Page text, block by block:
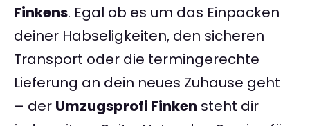
Finkens. Egal ob es um das Einpacken
deiner Habseligkeiten, den sicheren
Transport oder die termingerechte
Lieferung an dein neues Zuhause geht
– der Umzugsprofi Finken steht dir